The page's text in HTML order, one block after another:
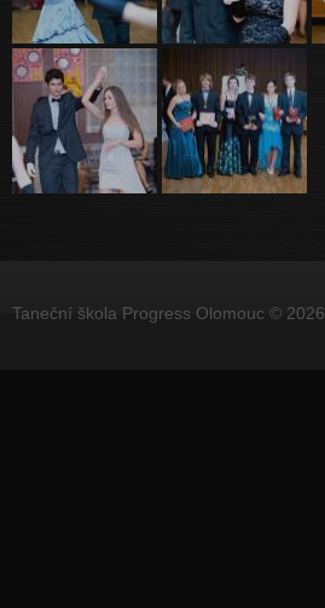
Taneční škola Progress Olomouc © 2026